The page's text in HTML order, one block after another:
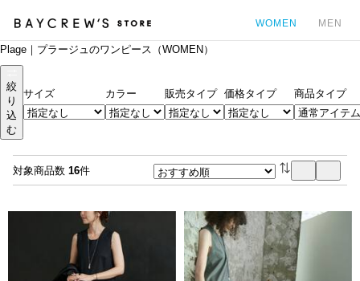
WOMEN MEN
Plage｜プラージュのワンピース（WOMEN）
絞
り
込
む
サイズ カラー 販売タイプ 価格タイプ 商品タイプ
対象商品数 16件